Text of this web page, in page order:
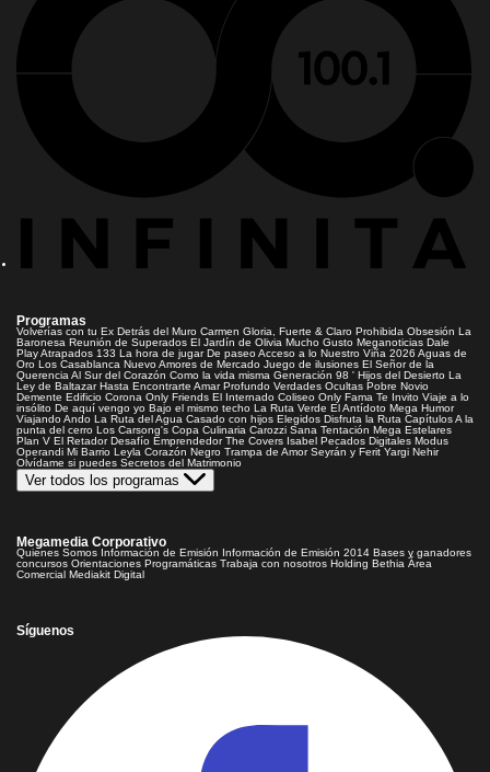
Programas
Volverías con tu Ex Detrás del Muro Carmen Gloria, Fuerte & Claro Prohibida Obsesión La
Baronesa Reunión de Superados El Jardín de Olivia Mucho Gusto Meganoticias Dale
PlayAtrapados 133 La hora de jugar De paseoAcceso a lo Nuestro Viña 2026 Aguas de
Oro Los Casablanca Nuevo Amores de Mercado Juego de ilusiones El Señor de la
Querencia Al Sur del Corazón Como la vida misma Generación 98 ' Hijos del Desierto La
Ley de Baltazar Hasta Encontrarte Amar Profundo Verdades Ocultas Pobre Novio
Demente Edificio Corona Only Friends El Internado Coliseo Only Fama Te Invito Viaje a lo
insólito De aquí vengo yo Bajo el mismo techo La Ruta Verde El Antídoto Mega Humor
Viajando Ando La Ruta del Agua Casado con hijos Elegidos Disfruta la Ruta CapítulosA la
punta del cerro Los Carsong's Copa Culinaria Carozzi Sana Tentación Mega Estelares
Plan V El Retador Desafío Emprendedor The Covers Isabel Pecados Digitales Modus
Operandi Mi Barrio Leyla Corazón Negro Trampa de Amor Seyrán y Ferit Yargi Nehir
Olvídame si puedes Secretos del Matrimonio
Ver todos los programas
Megamedia Corporativo
Quienes Somos Información de Emisión Información de Emisión 2014 Bases y ganadores
concursos Orientaciones Programáticas Trabaja con nosotros Holding Bethia Área
Comercial Mediakit Digital
Síguenos